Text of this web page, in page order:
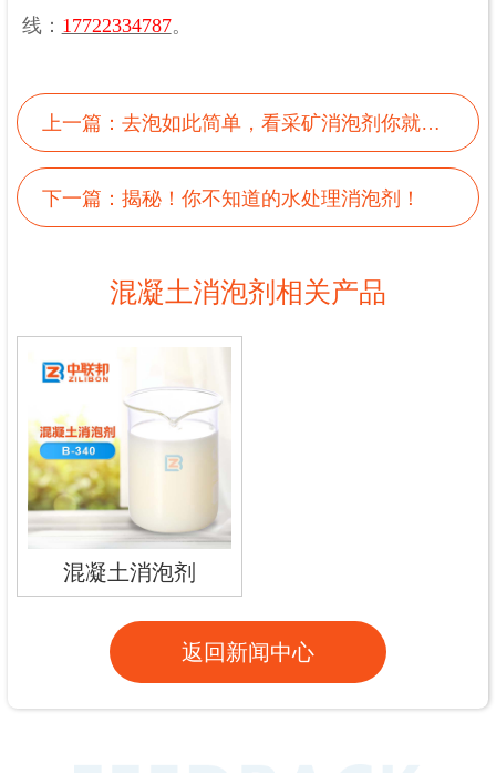
线： 17722334787。
上一篇： 去泡如此简单，看采矿消泡剂你就知道了
下一篇： 揭秘！你不知道的水处理消泡剂！
混凝土消泡剂相关产品
混凝土消泡剂
返回新闻中心